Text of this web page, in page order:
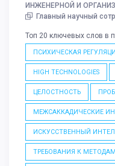
ИНЖЕНЕРНОЙ И
Главный научный
Топ 20 ключевых слов в
ПСИХИЧЕСКАЯ
HIGH TECHNOLOGIES
ЦЕЛОСТНОСТЬ
МЕЖСАККАДИЧЕСКИЕ
ИСКУССТВЕННЫЙ
ТРЕБОВАНИЯ К МЕТОДАМ